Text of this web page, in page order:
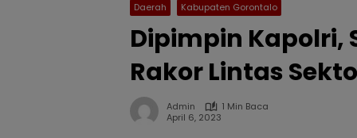
Daerah Kabupaten Gorontalo
Dipimpin Kapolri,
Rakor Lintas
Admin
1 Min Baca
April 6, 2023